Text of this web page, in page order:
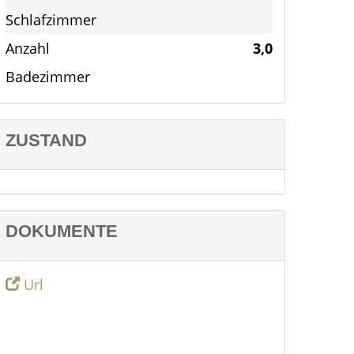
Schlafzimmer
Anzahl
Badezimmer
3,0
ZUSTAND
DOKUMENTE
Url